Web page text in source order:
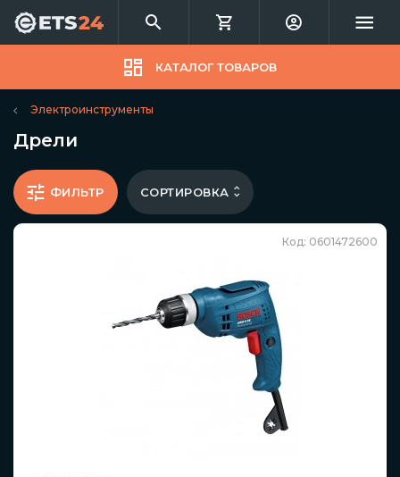
КАТАЛОГ ТОВАРОВ
Электроинструменты
Дрели
ФИЛЬТР СОРТИРОВКА
Код: 0601472600